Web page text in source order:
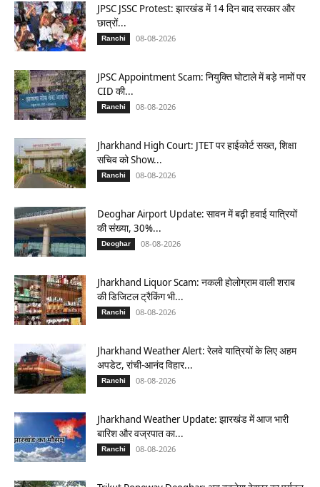
JPSC JSSC Protest: झारखंड में 14 दिन बाद सरकार और
छात्रों...
Ranchi 08-08-2026
JPSC Appointment Scam: नियुक्ति घोटाले में बड़े नामों पर
CID की...
Ranchi 08-08-2026
Jharkhand High Court: JTET पर हाईकोर्ट सख्त, शिक्षा
सचिव को Show...
Ranchi 08-08-2026
Deoghar Airport Update: सावन में बढ़ी हवाई यात्रियों
की संख्या, 30%...
Deoghar 08-08-2026
Jharkhand Liquor Scam: नकली होलोग्राम वाली शराब
की डिजिटल ट्रैकिंग भी...
Ranchi 08-08-2026
Jharkhand Weather Alert: रेलवे यात्रियों के लिए अहम
अपडेट, रांची-आनंद विहार...
Ranchi 08-08-2026
Jharkhand Weather Update: झारखंड में आज भारी
बारिश और वज्रपात का...
Ranchi 08-08-2026